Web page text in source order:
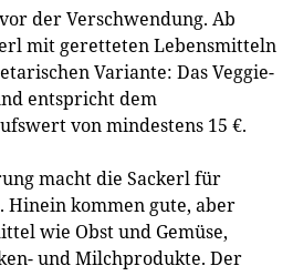
der Verschwendung. Ab
mit geretteten Lebensmitteln
Variante: Das Veggie-
entspricht dem
von mindestens 15 €.
macht die Sackerl für
Hinein kommen gute, aber
wie Obst und Gemüse,
und Milchprodukte. Der